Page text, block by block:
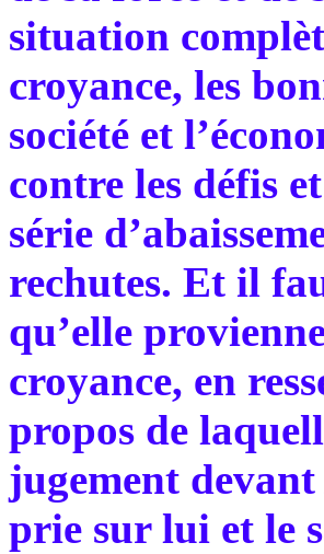
situation
croyance, les
société et
contre les défis
série
rechutes. Et il
qu’elle
croyance, en
propos de
jugement
prie sur lui et le